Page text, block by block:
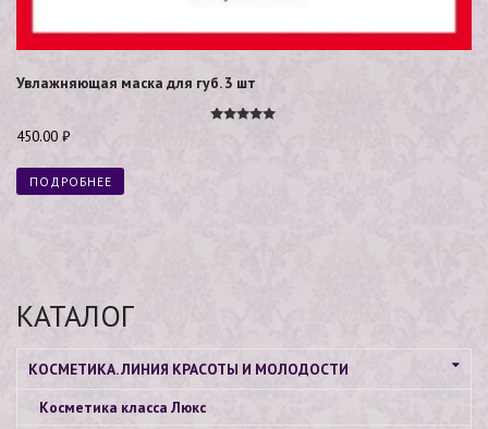
Увлажняющая маска для губ. 3 шт
450.00 ₽
ПОДРОБНЕЕ
КАТАЛОГ
КОСМЕТИКА. ЛИНИЯ КРАСОТЫ И МОЛОДОСТИ
Косметика класса Люкс